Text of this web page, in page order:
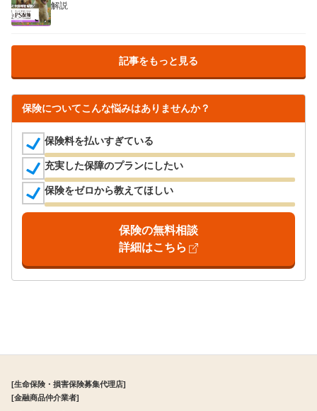
解説
記事をもっと見る
保険についてこんな悩みはありませんか？
保険料を払いすぎている
充実した保障のプランにしたい
保険をゼロから教えてほしい
保険の無料相談
詳細はこちら
[生命保険・損害保険募集代理店]
[金融商品仲介業者]